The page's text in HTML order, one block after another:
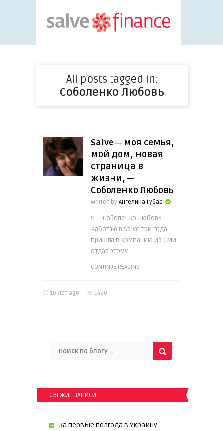
All posts tagged in:
Соболенко Любовь
Salve ─ моя семья,
мой дом, новая
страница в
жизни, ─
Соболенко Любовь
Written by Ангелина Губар
Я — Соболенко Любовь.
Работаю в Salve три года,
пришла в компанию из СМИ,
отдав этому ..
CONTINUE READING
10 лет ago 1420
СВЕЖИЕ ЗАПИСИ
За первые полгода в Украину